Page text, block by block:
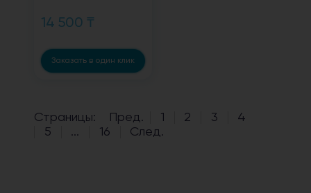
14 500 ₸
Заказать в один клик
Страницы: Пред. 1 2 3
4
5
... 16 След.